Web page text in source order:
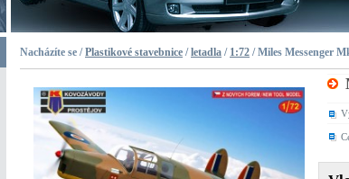
Nacházíte se /Plastikové stavebnice /letadla / 1:72 / Miles Messenger